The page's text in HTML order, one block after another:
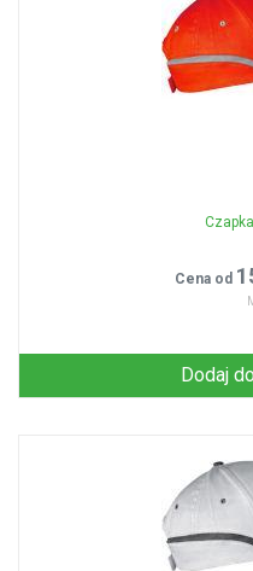
Cena od
Dodaj